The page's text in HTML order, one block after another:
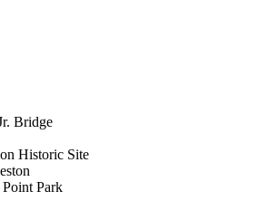
Bridge
Historic Site
Park